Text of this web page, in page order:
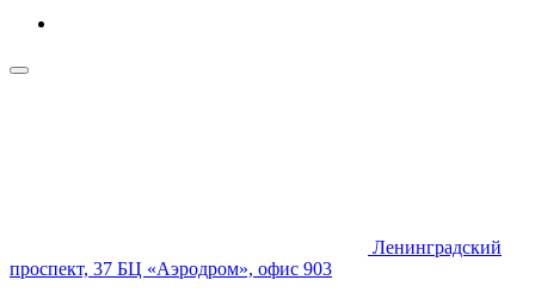
Ленинградский
проспект, 37 БЦ «Аэродром», офис 903